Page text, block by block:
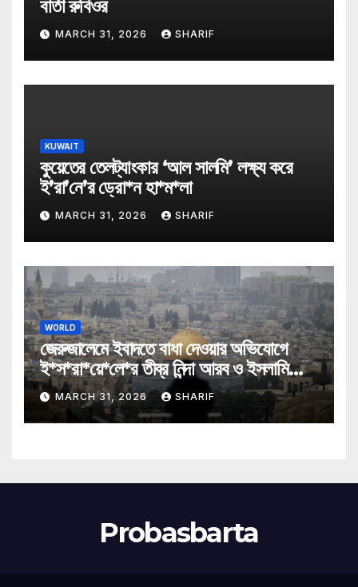
বার্তা রুবিওর
MARCH 31, 2026 SHARIF
KUWAIT
কুয়েতের তেলট্যাংকার ‘আল সালমি’ লক্ষ্য করে
ই’রা’নে’র ড্রো*ন হা*ম*লা
MARCH 31, 2026 SHARIF
WORLD
জেরুজালেমে ইবাদতে বাধা দেওয়ার অভিযোগে
ই*স*রা*য়ে*লে*র তীব্র নিন্দা আরব ও ইসলামি
মন্ত্রীদের
MARCH 31, 2026 SHARIF
Probasbarta